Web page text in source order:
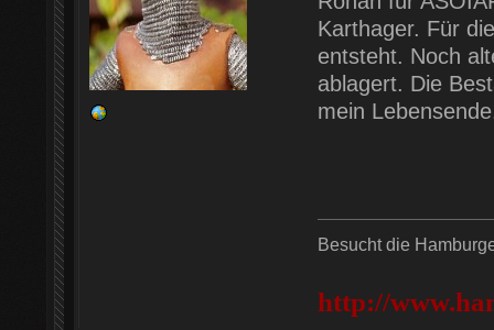
Karthager. Für
entsteht. Noch
ablagert. Die
mein
Besucht die
http://